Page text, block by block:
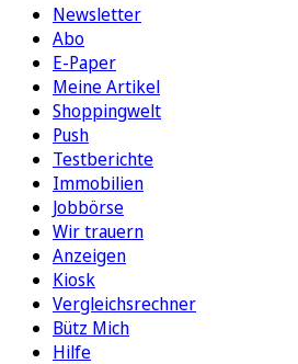
Newsletter
Abo
E-Paper
Meine Artikel
Shoppingwelt
Push
Testberichte
Immobilien
Jobbörse
Wir trauern
Anzeigen
Kiosk
Vergleichsrechner
Bütz Mich
Hilfe